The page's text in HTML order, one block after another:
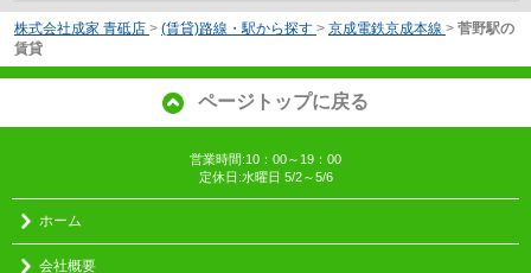
株式会社成家 青砥店 > (賃貸)路線・駅から探す > 京成電鉄京成本線 > 菅野駅の
賃貸
ページトップに戻る
営業時間:10：00～19：00
定休日:水曜日 5/2～5/6
ホーム
会社概要